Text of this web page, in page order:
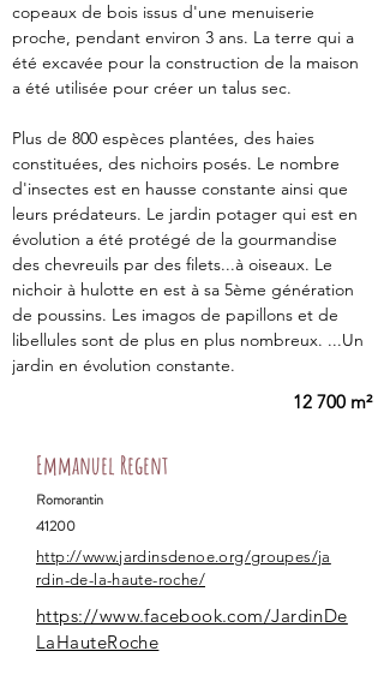
copeaux de bois issus d'une menuiserie
proche, pendant environ 3 ans. La terre qui a
été excavée pour la construction de la maison
a été utilisée pour créer un talus sec.
Plus de 800 espèces plantées, des haies
constituées, des nichoirs posés. Le nombre
d'insectes est en hausse constante ainsi que
leurs prédateurs. Le jardin potager qui est en
évolution a été protégé de la gourmandise
des chevreuils par des filets...à oiseaux. Le
nichoir à hulotte en est à sa 5ème génération
de poussins. Les imagos de papillons et de
libellules sont de plus en plus nombreux. ...Un
jardin en évolution constante.
12 700 m²
Emmanuel Regent
Romorantin
41200
http://www.jardinsdenoe.org/groupes/ja
rdin-de-la-haute-roche/
https://www.facebook.com/JardinDe
LaHauteRoche